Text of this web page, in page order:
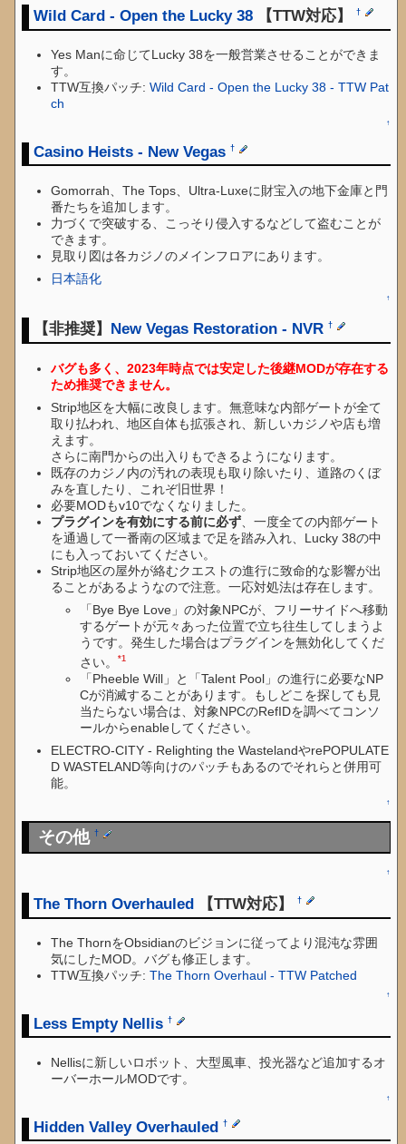
Wild Card - Open the Lucky 38 【TTW対応】†
Yes Manに命じてLucky 38を一般営業させることができま
す。
TTW互換パッチ:Wild Card - Open the Lucky 38 - TTW Pat
ch
↑
Casino Heists - New Vegas †
Gomorrah、The Tops、Ultra-Luxeに財宝入の地下金庫と門
番たちを追加します。
力づくで突破する、こっそり侵入するなどして盗むことが
できます。
見取り図は各カジノのメインフロアにあります。
日本語化
↑
【非推奨】 New Vegas Restoration - NVR †
バグも多く、2023年時点では安定した後継MODが存在する
ため推奨できません。
Strip地区を大幅に改良します。無意味な内部ゲートが全て
取り払われ、地区自体も拡張され、新しいカジノや店も増
えます。
さらに南門からの出入りもできるようになります。
既存のカジノ内の汚れの表現も取り除いたり、道路のくぼ
みを直したり、これぞ旧世界！
必要MODもv10でなくなりました。
プラグインを有効にする前に必ず 、一度全ての内部ゲート
を通過して一番南の区域まで足を踏み入れ、Lucky 38の中
にも入っておいてください。
Strip地区の屋外が絡むクエストの進行に致命的な影響が出
ることがあるようなので注意。一応対処法は存在します。
「Bye Bye Love」の対象NPCが、フリーサイドへ移動
するゲートが元々あった位置で立ち往生してしまうよ
うです。発生した場合はプラグインを無効化してくだ
さい。*1
「Pheeble Will」と「Talent Pool」の進行に必要なNP
Cが消滅することがあります。もしどこを探しても見
当たらない場合は、対象NPCのRefIDを調べてコンソ
ールからenableしてください。
ELECTRO-CITY - Relighting the WastelandやrePOPULATE
D WASTELAND等向けのパッチもあるのでそれらと併用可
能。
↑
その他†
↑
The Thorn Overhauled 【TTW対応】†
The ThornをObsidianのビジョンに従ってより混沌な雰囲
気にしたMOD。バグも修正します。
TTW互換パッチ:The Thorn Overhaul - TTW Patched
↑
Less Empty Nellis †
Nellisに新しいロボット、大型風車、投光器など追加するオ
ーバーホールMODです。
↑
Hidden Valley Overhauled †